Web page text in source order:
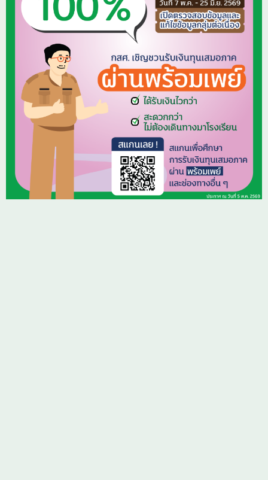
📌ต้องเป็น ‘ผู้ปกครองตามรายชื่อ’ ที่ระบุไว้ในแบบ นร./
‘ผูกกับเลขบัตรประชาชน’ เท่านั้น และไม่สามารถผูกกับเบ
👉 ทั้งนี้ สามารถศึกษารายละเอียดการรับเงินผ่านบัญชีพ
https://cutt.ly/OtZPYfvd
☎️ สอบถามเพิ่มเติมทางช่องแชทเพจ หรือ 02-079-
ที่ line @cctthailand แอดมินพร้อมให้คำปรึกษา
#ทุนเสมอภาค #พร้อมใจใช้พร้อมเพย์